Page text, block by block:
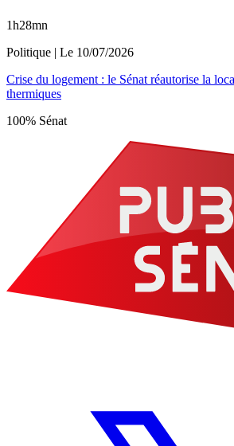
1h28mn
Politique | Le 10/07/2026
Crise du logement : le Sénat réautorise la
thermiques
100% Sénat